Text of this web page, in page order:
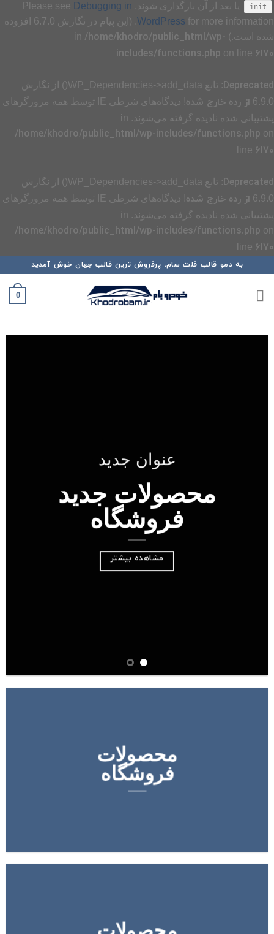
init یا بعد از آن بارگذاری شوند. Please see Debugging in
WordPress
for more information. (این پیام در نگارش 6.7.0 افزوده
شده است.) in /home/khodro/public_html/wp-
includes/functions.php on line 6170
Deprecated
: تابع WP_Dependencies->add_data() از نگارش
6.9.0 از رده خارج شده
! دیدگاه‌های شرطی IE توسط همه مرورگرهای
پشتیبانی شده نادیده گرفته می‌شوند. in
/home/khodro/public_html/wp-includes/functions.php on
line 6170
Deprecated
: تابع WP_Dependencies->add_data() از نگارش
6.9.0 از رده خارج شده
! دیدگاه‌های شرطی IE توسط همه مرورگرهای
پشتیبانی شده نادیده گرفته می‌شوند. in
/home/khodro/public_html/wp-includes/functions.php on
line 6170
محتوا
به دمو قالب فلت سام، پرفروش ترین قالب جهان خوش آمدید
0
عنوان جدید
محصولات جدید
فروشگاه
مشاهده بیشتر
محصولات
فروشگاه